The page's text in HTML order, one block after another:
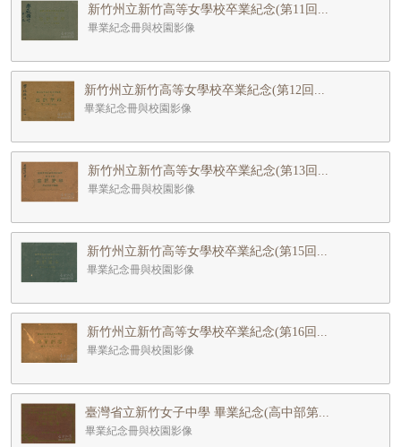
新竹州立新竹高等女學校卒業紀念(第11回...
畢業紀念冊與校園影像
新竹州立新竹高等女學校卒業紀念(第12回...
畢業紀念冊與校園影像
新竹州立新竹高等女學校卒業紀念(第13回...
畢業紀念冊與校園影像
新竹州立新竹高等女學校卒業紀念(第15回...
畢業紀念冊與校園影像
新竹州立新竹高等女學校卒業紀念(第16回...
畢業紀念冊與校園影像
臺灣省立新竹女子中學 畢業紀念(高中部第...
畢業紀念冊與校園影像